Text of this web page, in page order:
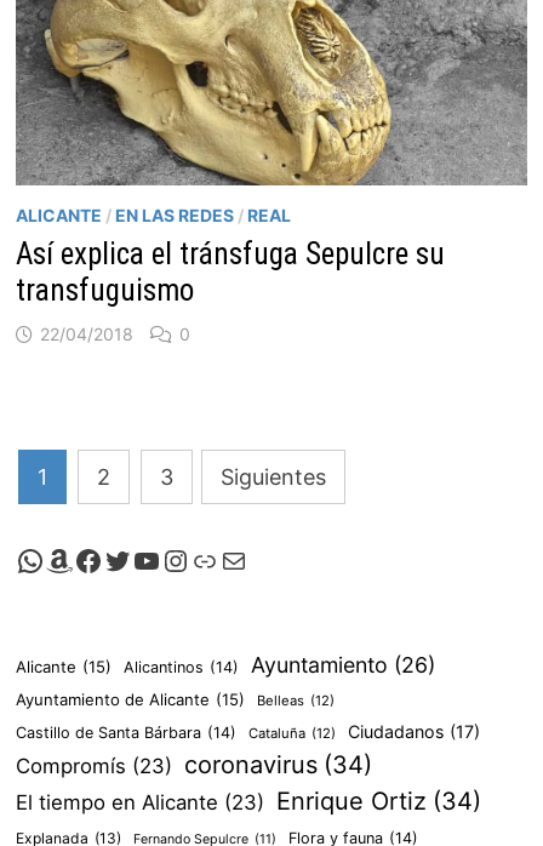
ALICANTE / EN LAS REDES / REAL
Así explica el tránsfuga Sepulcre su
transfuguismo
22/04/2018 0
Paginación
de
entradas
1 2 3 Siguientes
Canal de Whatsapp de Viscalacant
Comprar en Amazon
Facebook de Viscalacant
Twitter de Viscalacant
Canal de Youtube de Viscalacant
Instagram de Viscalacant
Viscalacant en Polkaverse
Correo electrónico
Alicante (15) Alicantinos (14) Ayuntamiento (26)
Ayuntamiento de Alicante (15) Belleas (12)
Castillo de Santa Bárbara (14) Cataluña (12) Ciudadanos (17)
Compromís (23) coronavirus (34)
El tiempo en Alicante (23) Enrique Ortiz (34)
Explanada (13) Fernando Sepulcre (11) Flora y fauna (14)